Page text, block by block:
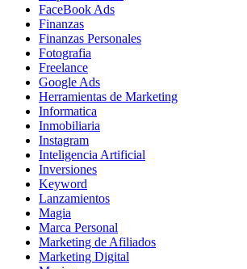
FaceBook Ads
Finanzas
Finanzas Personales
Fotografia
Freelance
Google Ads
Herramientas de Marketing
Informatica
Inmobiliaria
Instagram
Inteligencia Artificial
Inversiones
Keyword
Lanzamientos
Magia
Marca Personal
Marketing de Afiliados
Marketing Digital